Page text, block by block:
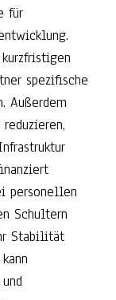
für
spezifische
Außerdem
personellen
Schultern
Stabilität